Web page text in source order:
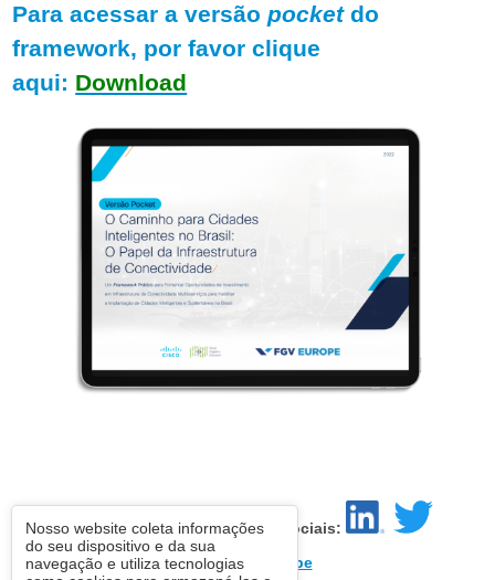
Para acessar a versãopocketdo
framework, por favor clique
aqui: Download
Siga FGV Europe nas mídias sociais:
Site:FGV Europe
Nosso website coleta informações
do seu dispositivo e da sua
navegação e utiliza tecnologias